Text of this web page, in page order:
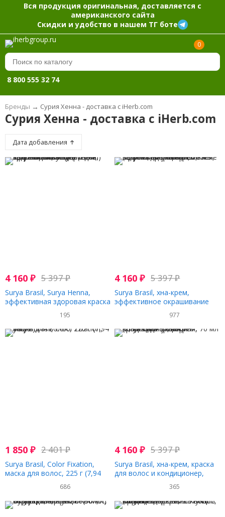
Вся продукция оригинальная, доставляется с
американского сайта
Скидки и удобство в нашем ТГ боте
0
8 800 555 32 74
Бренды → Сурия Хенна - доставка с iHerb.com
Сурия Хенна - доставка с iHerb.com
Дата добавления
4 160 ₽ 5 397₽
Surya Brasil, Surya Henna,
эффективная здоровая краска
Henna Cream для седоватых
волос, золотисто-
каштановый, 2,37 жидких
унций (70 мл)
195
4 160₽ 5 397₽
Surya Brasil, хна-крем,
эффективное окрашивание
седины, здоровые волосы,
темно-коричневый, 70 мл
(2,37 жидк. унций)
977
1 850 ₽ 2 401₽
Surya Brasil, Color Fixation,
маска для волос, 225 г (7,94
686
4 160₽ 5 397₽
Surya Brasil, хна-крем, краска
для волос и кондиционер,
черная, 70 мл (2,37 жидк.
365